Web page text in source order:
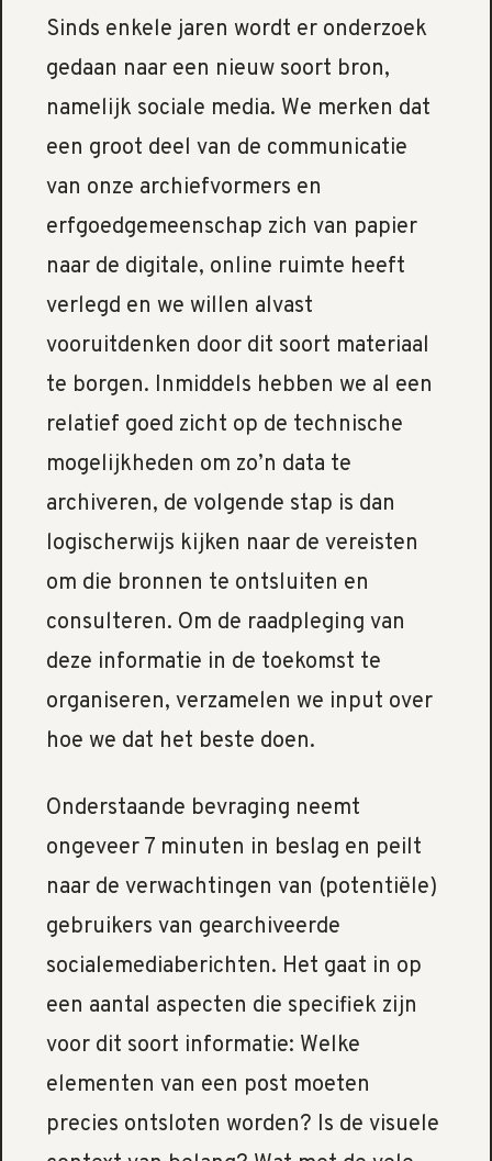
Sinds enkele jaren wordt er onderzoek
gedaan naar een nieuw soort bron,
namelijk sociale media. We merken dat
een groot deel van de communicatie
van onze archiefvormers en
erfgoedgemeenschap zich van papier
naar de digitale, online ruimte heeft
verlegd en we willen alvast
vooruitdenken door dit soort materiaal
te borgen. Inmiddels hebben we al een
relatief goed zicht op de technische
mogelijkheden om zo’n data te
archiveren, de volgende stap is dan
logischerwijs kijken naar de vereisten
om die bronnen te ontsluiten en
consulteren. Om de raadpleging van
deze informatie in de toekomst te
organiseren, verzamelen we input over
hoe we dat het beste doen.
Onderstaande bevraging neemt
ongeveer 7 minuten in beslag en peilt
naar de verwachtingen van (potentiële)
gebruikers van gearchiveerde
socialemediaberichten. Het gaat in op
een aantal aspecten die specifiek zijn
voor dit soort informatie: Welke
elementen van een post moeten
precies ontsloten worden? Is de visuele